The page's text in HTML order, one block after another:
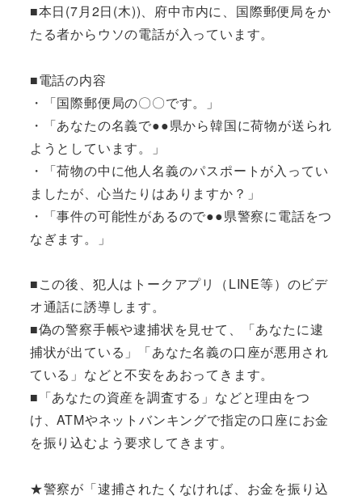
■本日(7月2日(木))、府中市内に、国際郵便局をか
たる者からウソの電話が入っています。
■電話の内容
・「国際郵便局の〇〇です。」
・「あなたの名義で●●県から韓国に荷物が送られ
ようとしています。」
・「荷物の中に他人名義のパスポートが入ってい
ましたが、心当たりはありますか？」
・「事件の可能性があるので●●県警察に電話をつ
なぎます。」
■この後、犯人はトークアプリ（LINE等）のビデ
オ通話に誘導します。
■偽の警察手帳や逮捕状を見せて、「あなたに逮
捕状が出ている」「あなた名義の口座が悪用され
ている」などと不安をあおってきます。
■「あなたの資産を調査する」などと理由をつ
け、ATMやネットバンキングで指定の口座にお金
を振り込むよう要求してきます。
★警察が「逮捕されたくなければ、お金を振り込